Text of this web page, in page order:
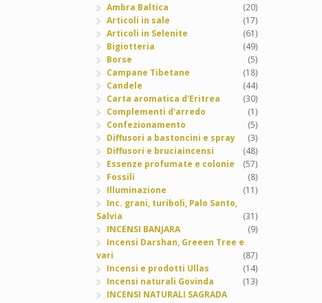
Ambra Baltica
(20)
Articoli in sale
(17)
Articoli in Selenite
(61)
Bigiotteria
(49)
Borse
(5)
Campane Tibetane
(18)
Candele
(44)
Carta aromatica d'Eritrea
(30)
Complementi d'arredo
(1)
Confezionamento
(5)
Diffusori a bastoncini e spray
(3)
Diffusori e bruciaincensi
(48)
Essenze profumate e colonie
(57)
Fossili
(8)
Illuminazione
(11)
Inc. grani, turiboli, Palo Santo,
Salvia
(31)
INCENSI BANJARA
(9)
Incensi Darshan, Greeen Tree e
vari
(87)
Incensi e prodotti Ullas
(14)
Incensi naturali Govinda
(13)
INCENSI NATURALI SAGRADA